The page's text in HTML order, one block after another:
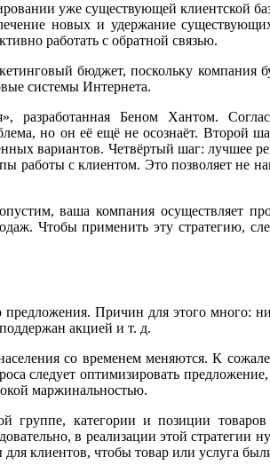
уже существующей клиентской
новых и удержание
работать с обратной связью.
бюджет, поскольку компания
системы Интернета.
разработанная Беном Хантом.
но он её ещё не осознаёт. Второй
вариантов. Четвёртый шаг: лучшее
с клиентом. Это позволяет не
ваша компания осуществляет
Чтобы применить эту стратегию,
Причин для этого много:
акцией и т. д.
со временем меняются. К
следует оптимизировать
маржинальностью.
группе, категории и позиции
в реализации этой
клиентов, чтобы товар или услуга